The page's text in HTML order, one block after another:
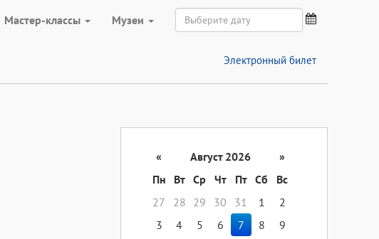
Мастер-классы Музеи
Электронный билет
« Август 2026
»
Пн
Вт Ср Чт Пт Сб
Вс
27
28 29 30 31 1
2
3
4 5 6 7 8
9